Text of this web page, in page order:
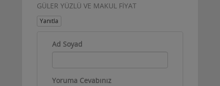
GÜLER YÜZLÜ VE MAKUL FİYAT
Yanıtla
Ad Soyad
Yoruma Cevabınız